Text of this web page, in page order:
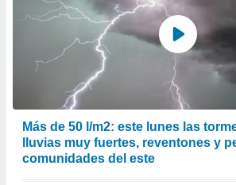
uso de
medir el
de la
el
Más de 50 l/m2: este lunes las
lluvias muy fuertes, reventones y
comunidades del este